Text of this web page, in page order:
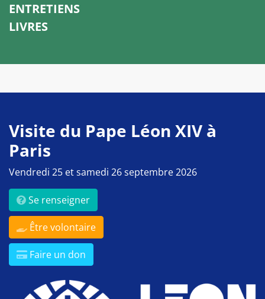
ENTRETIENS
LIVRES
Visite du Pape Léon XIV à
Paris
Vendredi 25 et samedi 26 septembre 2026
Se renseigner
Être volontaire
Faire un don